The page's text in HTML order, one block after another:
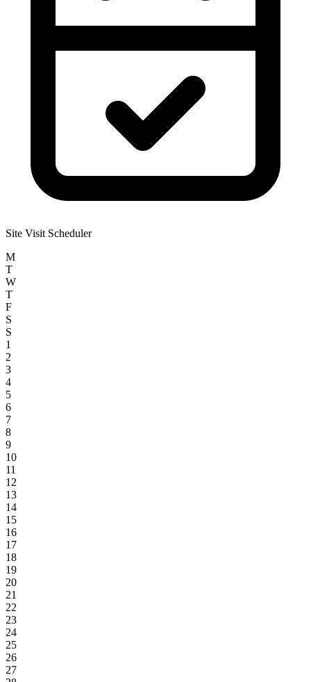
Site Visit Scheduler
M
T
W
T
F
S
S
1
2
3
4
5
6
7
8
9
10
11
12
13
14
15
16
17
18
19
20
21
22
23
24
25
26
27